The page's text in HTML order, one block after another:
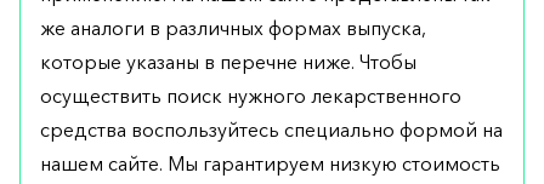
же аналоги в различных формах выпуска,
которые указаны в перечне ниже. Чтобы
осуществить поиск нужного лекарственного
средства воспользуйтесь специально формой на
нашем сайте. Мы гарантируем низкую стоимость